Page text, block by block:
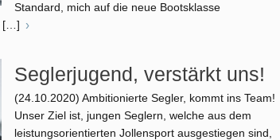
Standard, mich auf die neue Bootsklasse
[…]
Seglerjugend, verstärkt uns!
(24.10.2020) Ambitionierte Segler, kommt ins Team!
Unser Ziel ist, jungen Seglern, welche aus dem
leistungsorientierten Jollensport ausgestiegen sind,